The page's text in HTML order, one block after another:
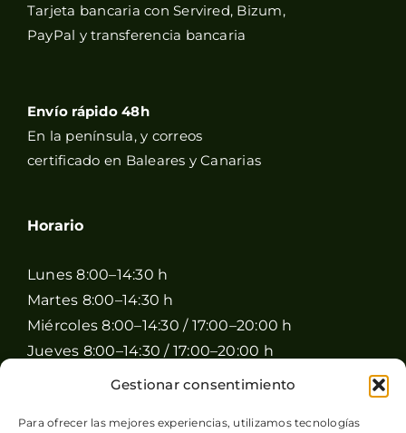
Gestionar consentimiento
Para ofrecer las mejores experiencias, utilizamos tecnologías
Tarjeta bancaria con Servired, Bizum,
PayPal y transferencia bancaria
Envío rápido 48h
En la península, y correos
certificado en Baleares y Canarias
Horario
Lunes 8:00–14:30 h
Martes 8:00–14:30 h
Miércoles 8:00–14:30 / 17:00–20:00 h
Jueves 8:00–14:30 / 17:00–20:00 h
Viernes 8:00–14:30 / 17:00–20:00 h
Domingo Cerrado